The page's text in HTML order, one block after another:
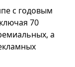
с годовым
70
а